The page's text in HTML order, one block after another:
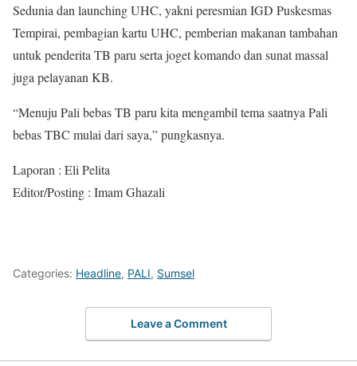
Sedunia dan launching UHC, yakni peresmian IGD Puskesmas
Tempirai, pembagian kartu UHC, pemberian makanan tambahan
untuk penderita TB paru serta joget komando dan sunat massal
juga pelayanan KB.
“Menuju Pali bebas TB paru kita mengambil tema saatnya Pali
bebas TBC mulai dari saya,” pungkasnya.
Laporan : Eli Pelita
Editor/Posting : Imam Ghazali
Categories: Headline, PALI, Sumsel
Leave a Comment